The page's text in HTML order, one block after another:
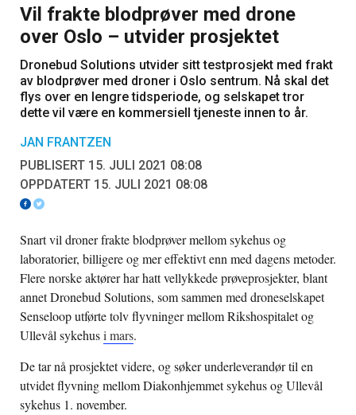
Vil frakte blodprøver med drone
over Oslo – utvider prosjektet
Dronebud Solutions utvider sitt testprosjekt med frakt
av blodprøver med droner i Oslo sentrum. Nå skal det
flys over en lengre tidsperiode, og selskapet tror
dette vil være en kommersiell tjeneste innen to år.
JAN FRANTZEN
PUBLISERT 15. JULI 2021 08:08
OPPDATERT 15. JULI 2021 08:08
Snart vil droner frakte blodprøver mellom sykehus og
laboratorier, billigere og mer effektivt enn med dagens metoder.
Flere norske aktører har hatt vellykkede prøveprosjekter, blant
annet Dronebud Solutions, som sammen med droneselskapet
Senseloop utførte tolv flyvninger mellom Rikshospitalet og
Ullevål sykehusi mars.
De tar nå prosjektet videre, og søker underleverandør til en
utvidet flyvning mellom Diakonhjemmet sykehus og Ullevål
sykehus 1. november.